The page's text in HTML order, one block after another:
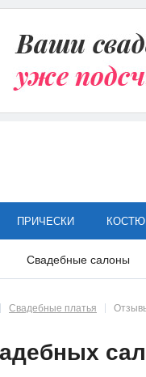
Свадебные салоны
ПРИЧЕСКИ
Свадебные платья